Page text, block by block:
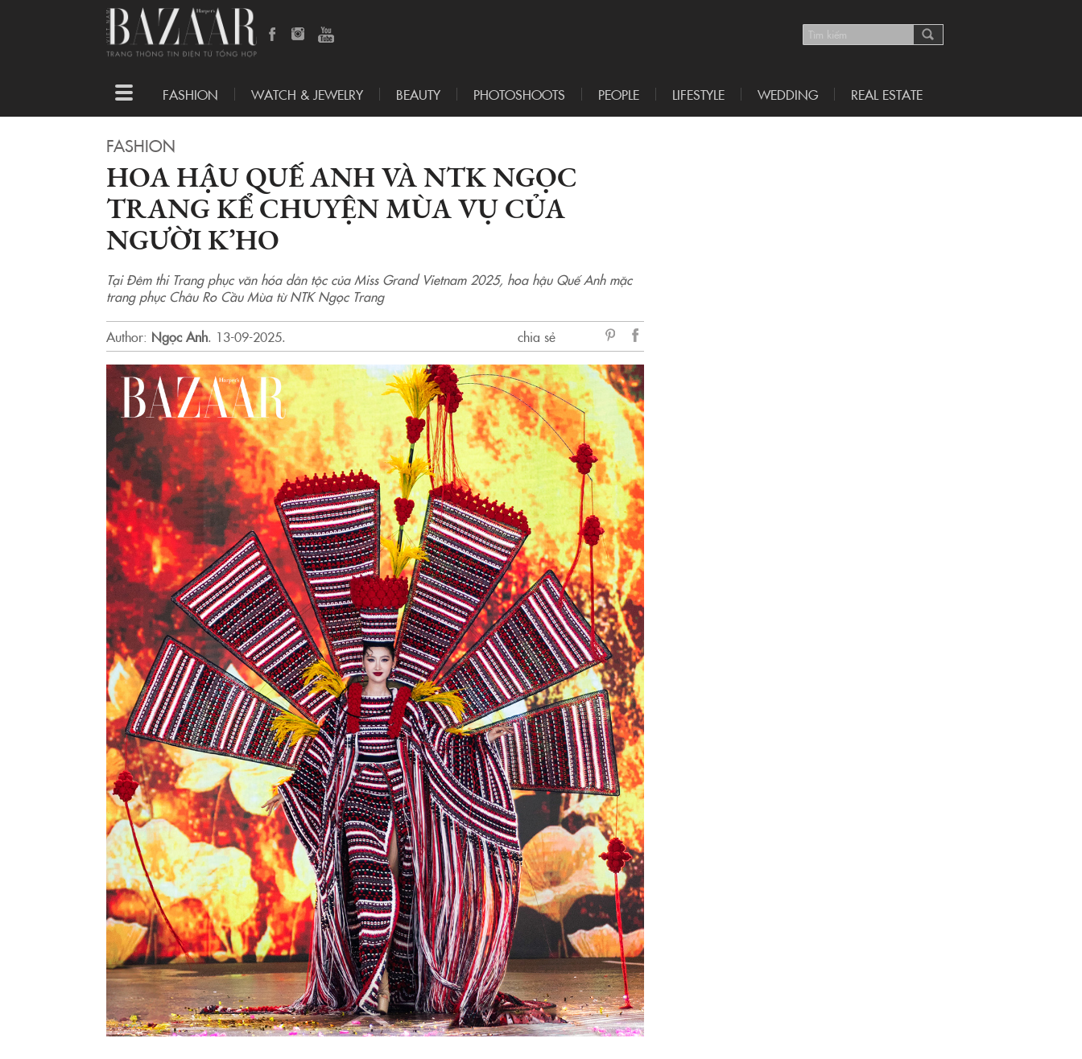
Toggle
navigation
FASHION WATCH & JEWELRY BEAUTY PHOTOSHOOTS PEOPLE LIFESTYLE WEDDING REAL ESTATE
FASHION
HOA HẬU QUẾ ANH VÀ NTK NGỌC
TRANG KỂ CHUYỆN MÙA VỤ CỦA
NGƯỜI K’HO
Tại Đêm thi Trang phục văn hóa dân tộc của Miss Grand Vietnam 2025, hoa hậu Quế Anh mặc
trang phục Châu Ro Cầu Mùa từ NTK Ngọc Trang
Author: Ngọc Anh. 13-09-2025.
chia sẻ
Facebook